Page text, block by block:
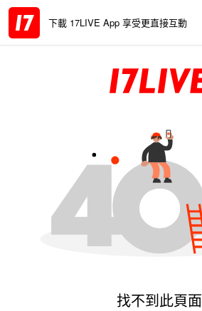
下載 17LIVE App 享受更直接互動
找不到此頁面